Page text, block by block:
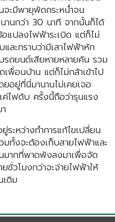
จะมีพายุพัดกระหน่ำจน
านกว่า 30 นาที จากนั้นก็ได้
แปลงไฟฟ้าระเบิด แต่ก็ไม่
ละทราบว่ามีเสาไฟฟ้าหัก
รถยนต์เสียหายหลายคัน รวม
พื่อนบ้าน แต่ก็ไม่กล้าเข้าไป
อยู่ที่นี่มานานไม่เคยเจอ
ไฟดับ ครั้งนี้ถือว่ารุนแรง
ระหว่างทำการแก้ไขเปลี่ยน
ทั้งจะต้องเก็บสายไฟฟ้าและ
มากที่พาดพังลงมาเพื่อจัด
ชั่วโมงกว่าจะจ่ายไฟฟ้าให้
ดิม